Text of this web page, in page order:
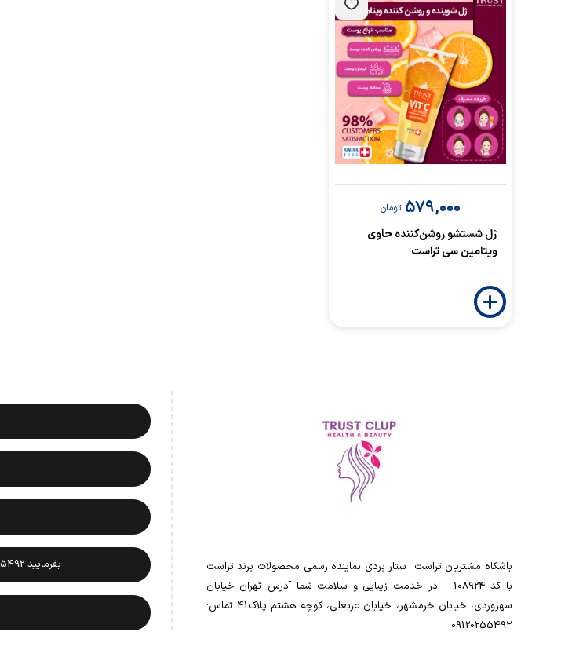
579,000 تومان
ژل شستشو روشن‌کننده حاوی
ویتامین سی تراست
باشکاه مشتریان تراست ‌ ‌ستار بردی نماینده رسمی محصولات برند تراست
با کد 108924 ‌ ‌ در خدمت زیبایی و سلامت شما آدرس تهران خیابان
سهروردی، خیابان خرمشهر، خیابان عربعلی، کوچه هشتم پلاک41 تماس:
0912025549۲
بفرمایید 09120255492